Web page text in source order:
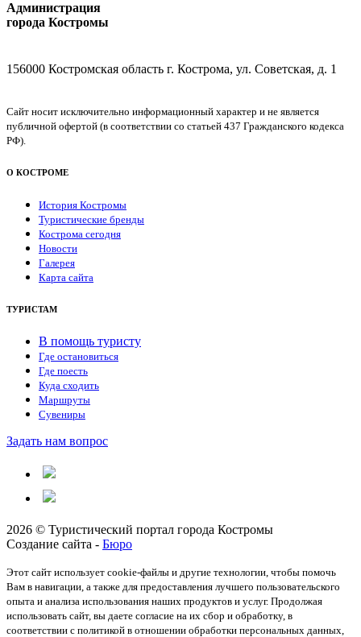
Администрация
города Костромы
156000 Костромская область г. Кострома, ул. Советская, д. 1
Сайт носит исключительно информационный характер и не является
публичной офертой (в соответствии со статьей 437 Гражданского кодекса
РФ).
О КОСТРОМЕ
История Костромы
Туристические бренды
Кострома сегодня
Новости
Галерея
Карта сайта
ТУРИСТАМ
В помощь туристу
Где остановиться
Где поесть
Куда сходить
Маршруты
Сувениры
Задать нам вопрос
2026 © Туристический портал города Костромы
Создание сайта - Бюро
Этот сайт использует cookie-файлы и другие технологии, чтобы помочь
Вам в навигации, а также для предоставления лучшего пользовательского
опыта и анализа использования наших продуктов и услуг. Продолжая
использовать сайт, вы даете согласие на их сбор и обработку, в
соответствии с политикой в отношении обработки персональных данных,